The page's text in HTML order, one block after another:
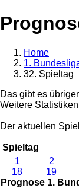
Home
1.
32. Spieltag
Das gibt es
Weitere
Der aktuellen
Spieltag
1
2
18
19
Prognose 1.